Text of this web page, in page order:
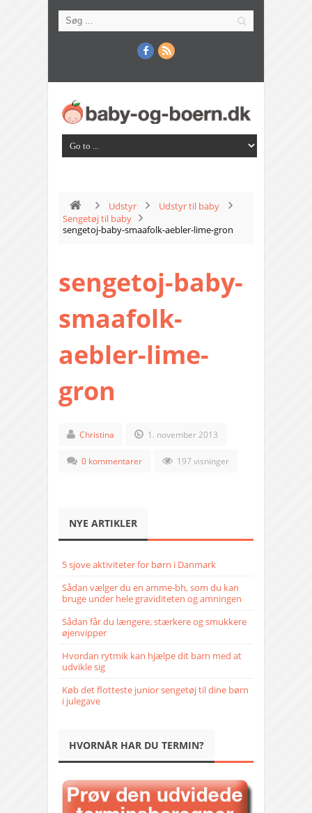
Udstyr
Udstyr til baby
Sengetøj til baby
sengetoj-baby-smaafolk-aebler-lime-gron
sengetoj-baby-
smaafolk-
aebler-lime-
gron
Christina 1. november 2013
0 kommentarer 197 visninger
NYE ARTIKLER
5 sjove aktiviteter for børn i Danmark
Sådan vælger du en amme-bh, som du kan
bruge under hele graviditeten og amningen
Sådan får du længere, stærkere og smukkere
øjenvipper
Hvordan rytmik kan hjælpe dit barn med at
udvikle sig
Køb det flotteste junior sengetøj til dine børn
i julegave
HVORNÅR HAR DU TERMIN?